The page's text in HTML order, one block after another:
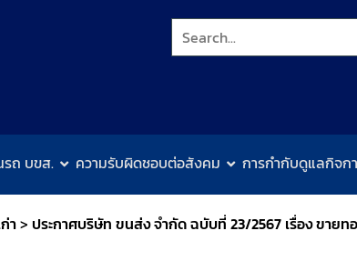
รถ บขส. ความรับผิดชอบต่อสังคม การกำกับดูแลกิจก
า>ประกาศบริษัท ขนส่ง จำกัด ฉบับที่ 23/2567 เรื่อง ขาย